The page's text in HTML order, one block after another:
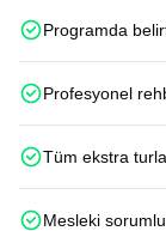
Programda
Profesyonel
Tüm ekstra
Mesleki